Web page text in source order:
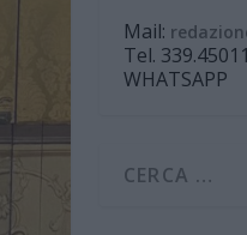
Mail:
Tel.
WHATSAPP